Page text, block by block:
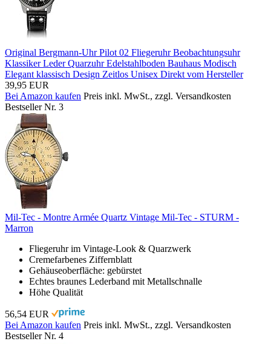
Original Bergmann-Uhr Pilot 02 Fliegeruhr Beobachtungsuhr
Klassiker Leder Quarzuhr Edelstahlboden Bauhaus Modisch
Elegant klassisch Design Zeitlos Unisex Direkt vom Hersteller
39,95 EUR
Bei Amazon kaufen Preis inkl. MwSt., zzgl. Versandkosten
Bestseller Nr. 3
Mil-Tec - Montre Armée Quartz Vintage Mil-Tec - STURM -
Marron
Fliegeruhr im Vintage-Look & Quarzwerk
Cremefarbenes Ziffernblatt
Gehäuseoberfläche: gebürstet
Echtes braunes Lederband mit Metallschnalle
Höhe Qualität
56,54 EUR
Bei Amazon kaufen Preis inkl. MwSt., zzgl. Versandkosten
Bestseller Nr. 4